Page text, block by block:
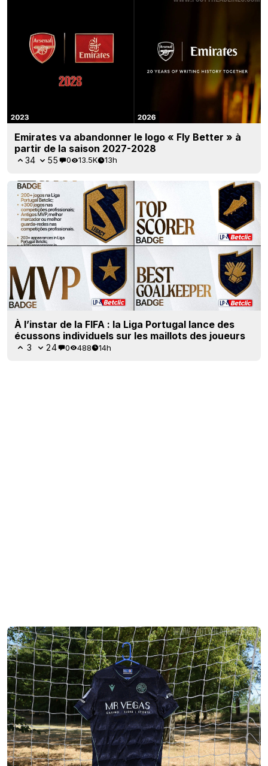
Emirates va abandonner le logo « Fly Better » à
partir de la saison 2027-2028
34 55 0 13.5K 13h
À l’instar de la FIFA : la Liga Portugal lance des
écussons individuels sur les maillots des joueurs
3 24 0 488 14h